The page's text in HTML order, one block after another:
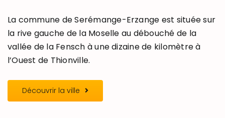
La commune de Serémange-Erzange est située sur
la rive gauche de la Moselle au débouché de la
vallée de la Fensch à une dizaine de kilomètre à
l’Ouest de Thionville.
Découvrir la ville